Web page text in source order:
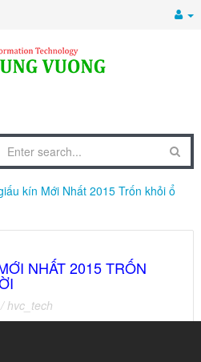
kín Mới Nhất 2015 Trốn khỏi ổ
NHẤT 2015 TRỐN
/hvc_tech